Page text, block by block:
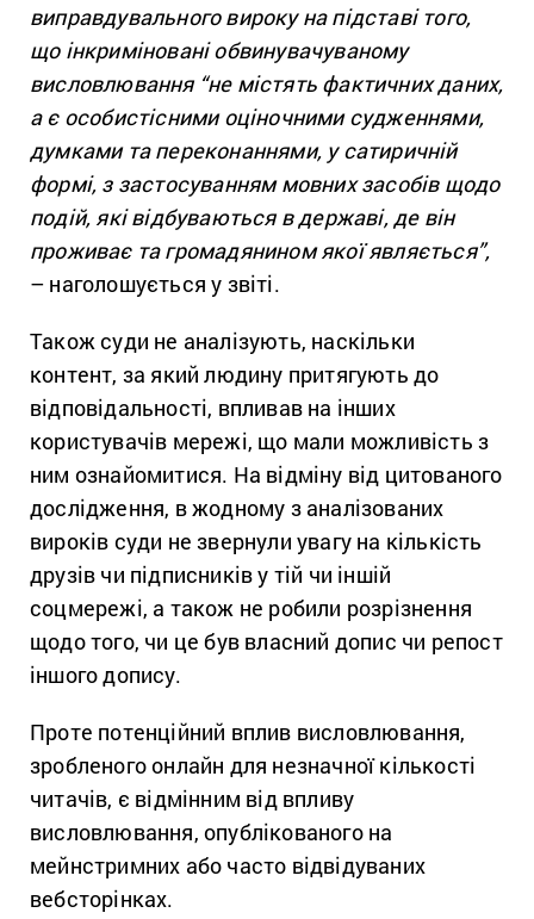
виправдувального вирокуна підставі того,
що інкриміновані обвинувачуваному
висловлювання “не містять фактичних даних,
а є особистісними оціночними судженнями,
думками та переконаннями, у сатиричній
формі, з застосуванням мовних засобів щодо
подій, яківідбуваються в державі, де він
проживає та громадянином якої являється”,
– наголошується у звіті.
Також суди не аналізують, наскільки
контент, за який людину притягують до
відповідальності, впливав на інших
користувачів мережі, що мали можливість з
ним ознайомитися. На відміну від цитованого
дослідження, в жодному з аналізованих
вироків суди не звернули увагу на кількість
друзів чи підписників у тій чи іншій
соцмережі, а також не робили розрізнення
щодо того, чи це був власний допис чи репост
іншого допису.
Проте потенційний вплив висловлювання,
зробленого онлайн для незначної кількості
читачів, є відмінним від впливу
висловлювання, опублікованого на
мейнстримних або часто відвідуваних
вебсторінках.